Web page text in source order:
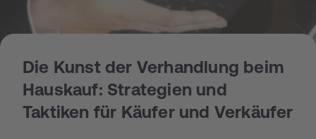
Die Kunst der Verhandlung beim
Hauskauf: Strategien und
Taktiken für Käufer und Verkäufer